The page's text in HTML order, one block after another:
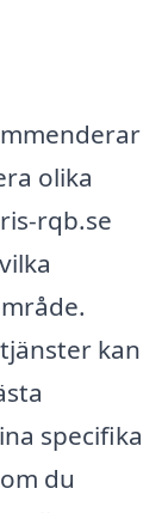
olika
rqb.se
kan
specifika
du